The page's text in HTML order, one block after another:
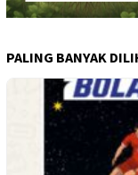
PALING BANYAK